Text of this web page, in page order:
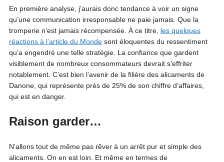
En première analyse, j’aurais donc tendance à voir un signe
qu’une communication irresponsable ne paie jamais. Que la
tromperie n’est jamais récompensée. À ce titre, les quelques
réactions à l’article du Mondesont éloquentes du ressentiment
qu’a engendré une telle stratégie. La confiance que gardent
visiblement de nombreux consommateurs devrait s’effriter
notablement. C’est bien l’avenir de la filière des alicaments de
Danone, qui représente près de 25% de son chiffre d’affaires,
qui est en danger.
Raison garder…
N’allons tout de même pas rêver à un arrêt pur et simple des
alicaments. On en est loin. Et même en termes de